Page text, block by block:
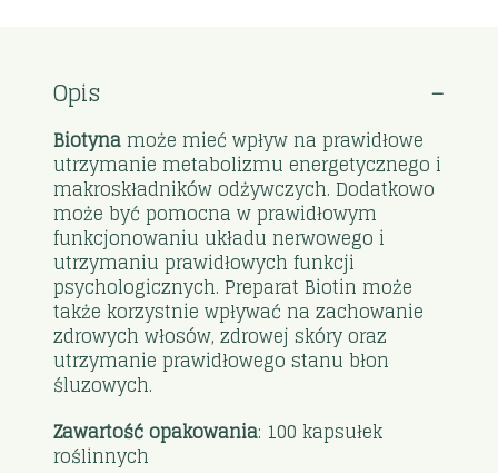
Opis
Biotyna może mieć wpływ na prawidłowe
utrzymanie metabolizmu energetycznego i
makroskładników odżywczych. Dodatkowo
może być pomocna w prawidłowym
funkcjonowaniu układu nerwowego i
utrzymaniu prawidłowych funkcji
psychologicznych. Preparat Biotin może
także korzystnie wpływać na zachowanie
zdrowych włosów, zdrowej skóry oraz
utrzymanie prawidłowego stanu błon
śluzowych.
Zawartość opakowania: 100 kapsułek
roślinnych